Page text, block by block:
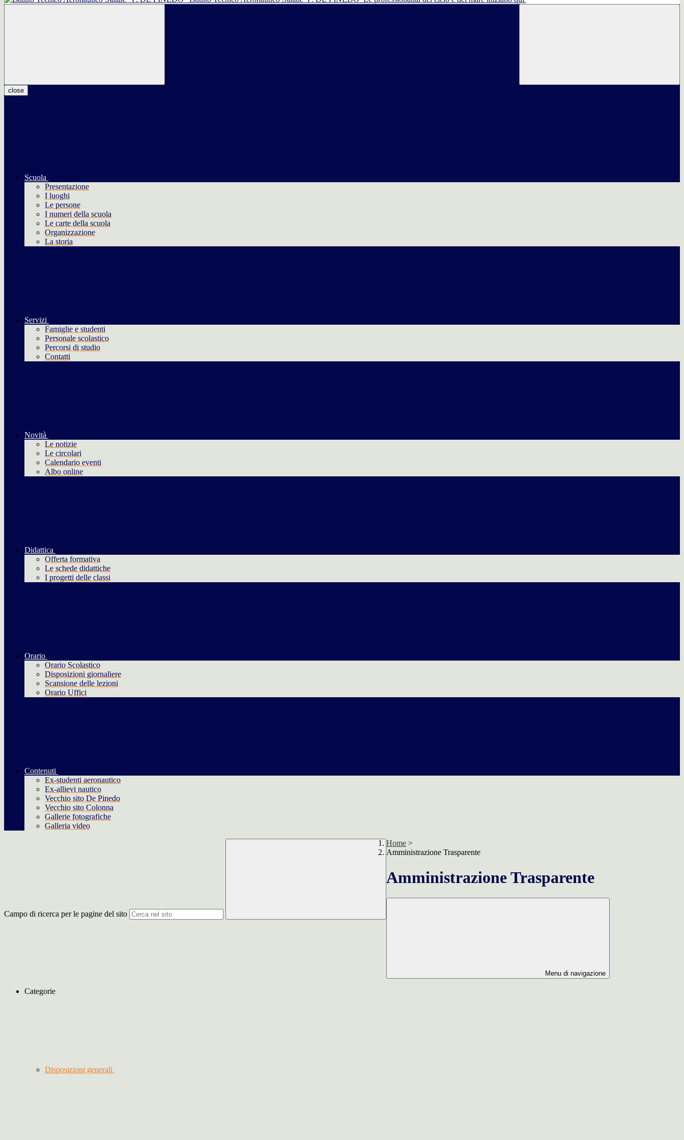
close
Scuola
Presentazione
I luoghi
Le persone
I numeri della scuola
Le carte della scuola
Organizzazione
La storia
Servizi
Famiglie e studenti
Personale scolastico
Percorsi di studio
Contatti
Novità
Le notizie
Le circolari
Calendario eventi
Albo online
Didattica
Offerta formativa
Le schede didattiche
I progetti delle classi
Orario
Orario Scolastico
Disposizioni giornaliere
Scansione delle lezioni
Orario Uffici
Contenuti
Ex-studenti aeronautico
Ex-allievi nautico
Vecchio sito De Pinedo
Vecchio sito Colonna
Gallerie fotografiche
Galleria video
Campo di ricerca per le pagine del sito
Home >
Amministrazione Trasparente
Amministrazione Trasparente
Menu di navigazione
Categorie
Disposizioni generali